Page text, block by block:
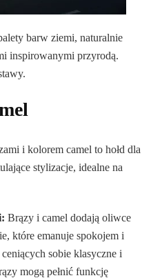
barw ziemi, naturalnie
inspirowanymi przyrodą.
i kolorem camel to hołd dla
stylizacje, idealne na
Brązy i camel dodają oliwce
które emanuje spokojem i
sobie klasyczne i
mogą pełnić funkcję